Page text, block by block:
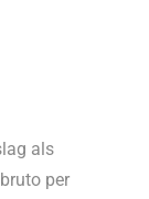
als
per